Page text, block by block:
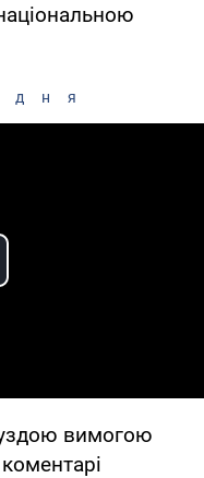
дня
Video
вимогою